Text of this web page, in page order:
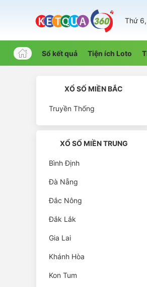
Thứ
Sổ kết quả Tiện ích Loto
XỔ SỐ MIỀN BẮC
Truyền Thống
XỔ SỐ MIỀN TRUNG
Bình Định
Đà Nẵng
Đắc Nông
Đắk Lắk
Gia Lai
Khánh Hòa
Kon Tum